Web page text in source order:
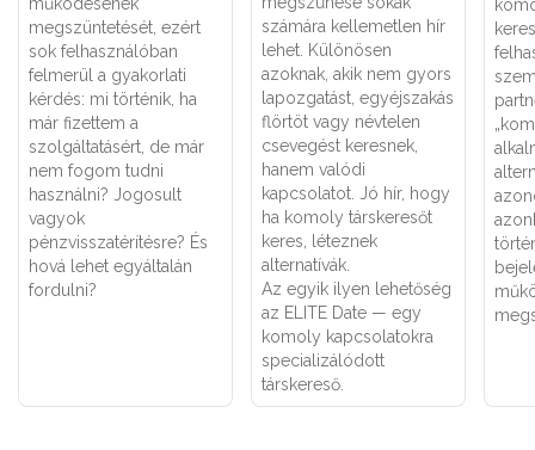
működésének
megszüntetését, ezért
sok felhasználóban
felmerül a gyakorlati
kérdés: mi történik, ha
már fizettem a
szolgáltatásért, de már
nem fogom tudni
használni? Jogosult
vagyok
pénzvisszatérítésre? És
hová lehet egyáltalán
fordulni?
számára kellemetlen hír
lehet. Különösen
azoknak, akik nem gyors
lapozgatást, egyéjszakás
flörtöt vagy névtelen
csevegést keresnek,
hanem valódi
kapcsolatot. Jó hír, hogy
ha komoly társkeresőt
keres, léteznek
alternatívák.
Az egyik ilyen lehetőség
az ELITE Date — egy
komoly kapcsolatokra
specializálódott
társkereső.